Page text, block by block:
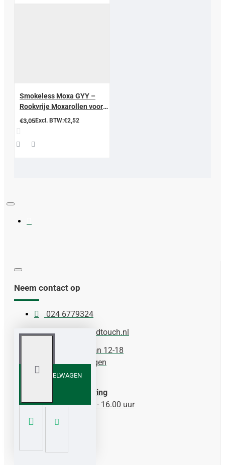
IN WINKELWAGEN
Smokeless Moxa GYY –
Rookvrije Moxarollen voor
Moxatherapie
€3,05Excl. BTW:€2,52
Neem contact op
024 6779324
info@herbsandtouch.nl
Wilhelminalaan 12-18
6641 DG, Beuningen
Support en Levering
Ma. t/m vr. 10.00 - 16.00 uur
Extra